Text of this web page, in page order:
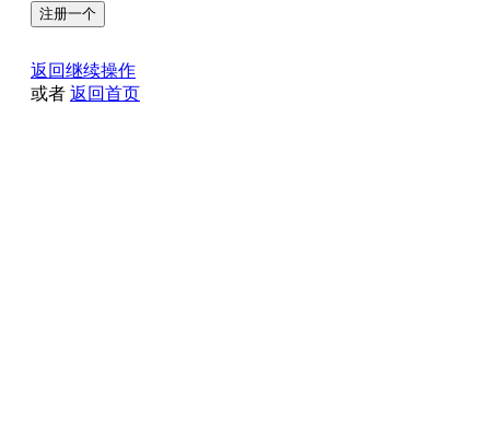
注册一个
返回继续操作
或者 返回首页